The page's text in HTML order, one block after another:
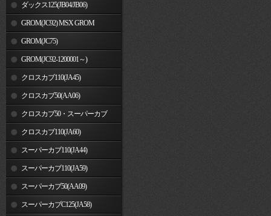
ダックス125(JB04/JB06)
GROM(JC92) MSX GROM
GROM(JC75)
GROM(JC92-1200001～)
クロスカブ110(JA45)
クロスカブ50(AA06)
クロスカブ50・スーパーカブ
50(AA09)/110(JA44)
クロスカブ110(JA60)
スーパーカブ110(JA44)
スーパーカブ110(JA59)
スーパーカブ50(AA09)
スーパーカブC125(JA58)